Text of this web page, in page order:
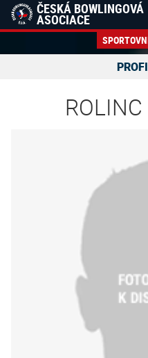
ČESKÁ BOWLINGOVÁ
ASOCIACE